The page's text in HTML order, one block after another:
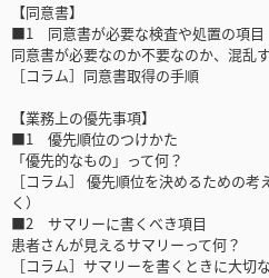
【同意書】
■1 同意書が必要な検査や処置の項目
同意書が必要なのか不要なのか、混乱
［コラム］同意書取得の手順
【業務上の優先事項】
■1 優先順位のつけかた
「優先的なもの」って何？
［コラム］ 優先順位を決めるための
く）
■2 サマリーに書くべき項目
患者さんが見えるサマリーって何？
［コラム］サマリーを書くときに大切